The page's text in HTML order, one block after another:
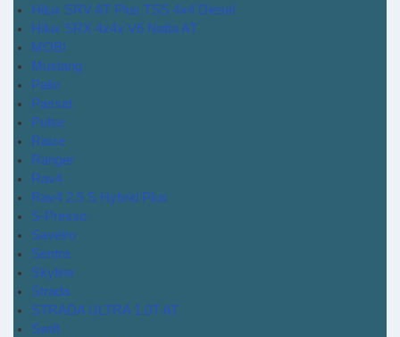
Hilux SRV AT Plus TSS 4x4 Diesel
Hilux SRX 4x4x V6 Nafta AT
MOBI
Mustang
Palio
Passat
Pulse
Raize
Ranger
Rav4
Rav4 2.5 S Hybrid Plus
S-Presso
Saveiro
Sentra
Skyline
Strada
STRADA ULTRA 1.0T AT
Swift